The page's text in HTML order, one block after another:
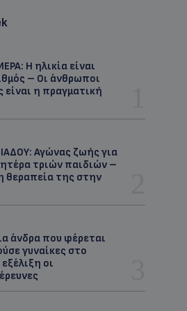
Η ηλικία είναι
– Οι άνθρωποι
είναι η πραγματική
Αγώνας ζωής για
τριών παιδιών –
θεραπεία της στην
άνδρα που φέρεται
γυναίκες στο
οι